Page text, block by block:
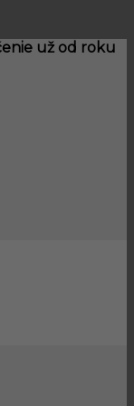
už od roku